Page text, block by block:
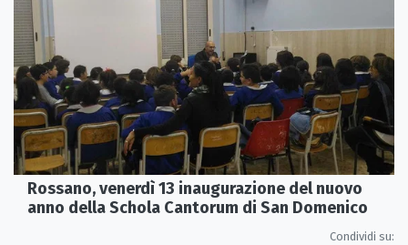
Rossano, venerdì 13 inaugurazione del nuovo
anno della Schola Cantorum di San Domenico
Condividi su: